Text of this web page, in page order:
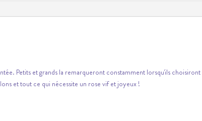
Petits et grands la remarqueront constamment lorsqu'ils
et tout ce qui nécessite un rose vif et joyeux !